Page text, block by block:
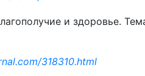
и здоровье.
318310.html